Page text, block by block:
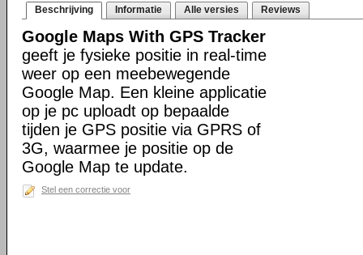
Beschrijving Informatie Alle versies Reviews
Google Maps With GPS Tracker
geeft je fysieke positie in real-time
weer op een meebewegende
Google Map. Een kleine applicatie
op je pc uploadt op bepaalde
tijden je GPS positie via GPRS of
3G, waarmee je positie op de
Google Map te update.
Stel een correctie voor